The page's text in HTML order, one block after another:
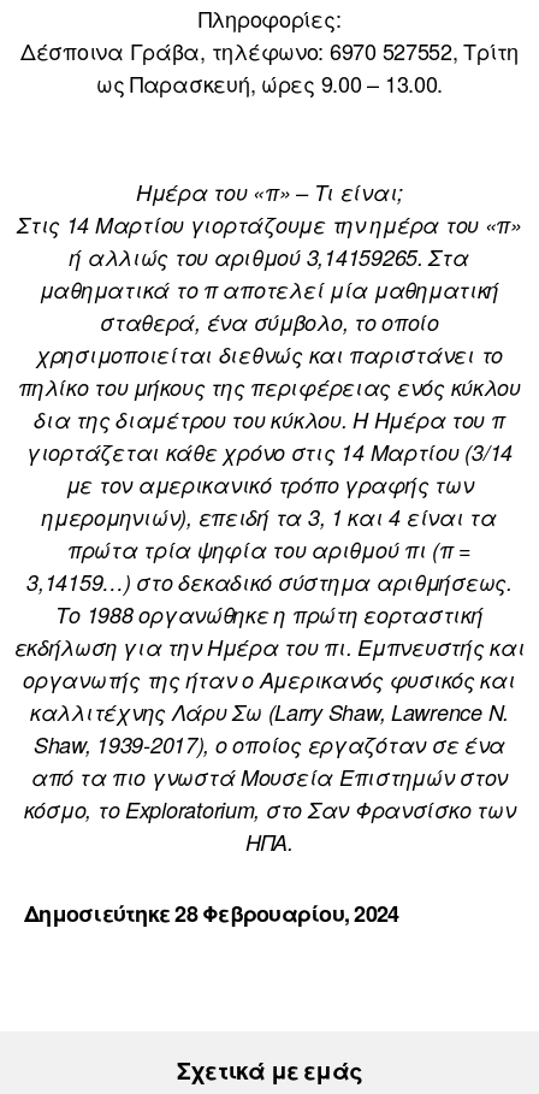
Πληροφορίες:
Δέσποινα Γράβα, τηλέφωνο: 6970 527552, Τρίτη
ως Παρασκευή, ώρες 9.00 – 13.00.
Ημέρα του «π» – Τι είναι;
Στις 14 Μαρτίου γιορτάζουμε την ημέρα του «π»
ή αλλιώς του αριθμού 3,14159265. Στα
μαθηματικά το π αποτελεί μία μαθηματική
σταθερά, ένα σύμβολο, το οποίο
χρησιμοποιείται διεθνώς και παριστάνει το
πηλίκο του μήκους της περιφέρειας ενός κύκλου
δια της διαμέτρου του κύκλου. Η Ημέρα του π
γιορτάζεται κάθε χρόνο στις 14 Μαρτίου (3/14
με τον αμερικανικό τρόπο γραφής των
ημερομηνιών), επειδή τα 3, 1 και 4 είναι τα
πρώτα τρία ψηφία του αριθμού πι (π =
3,14159…) στο δεκαδικό σύστημα αριθμήσεως.
Το 1988 οργανώθηκε η πρώτη εορταστική
εκδήλωση για την Ημέρα του πι. Εμπνευστής και
οργανωτής της ήταν ο Αμερικανός φυσικός και
καλλιτέχνης Λάρυ Σω (Larry Shaw, Lawrence N.
Shaw, 1939-2017), ο οποίος εργαζόταν σε ένα
από τα πιο γνωστά Μουσεία Επιστημών στον
κόσμο, το Exploratorium, στο Σαν Φρανσίσκο των
ΗΠΑ.
Δημοσιεύτηκε 28 Φεβρουαρίου, 2024
Σχετικά με εμάς